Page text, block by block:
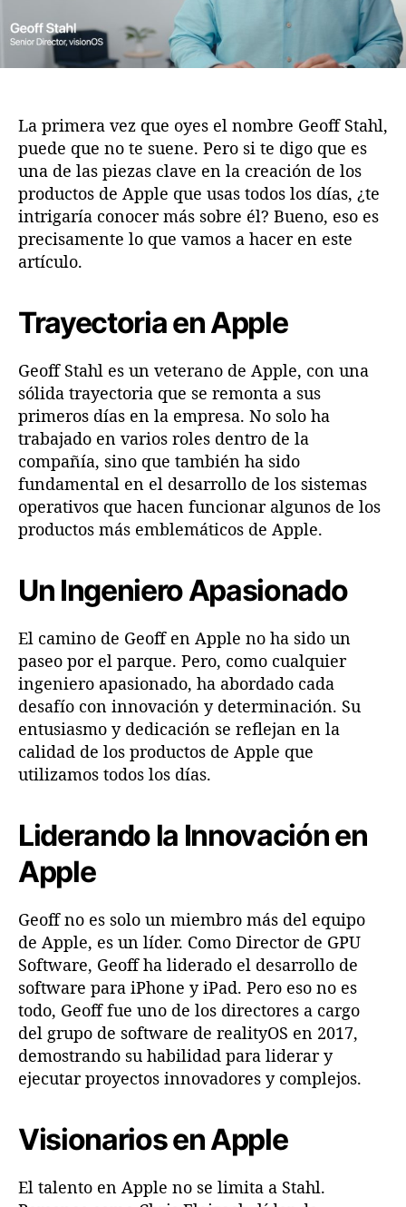
a
d
a
a
a
n
t
e
M
a
d
t
r
á
s
d
e
v
i
s
n
e
A
p
p
l
La primera vez que oyes el nombre Geoff Stahl,
puede que no te suene. Pero si te digo que es
una de las piezas clave en la creación de los
productos de Apple que usas todos los días, ¿te
intrigaría conocer más sobre él? Bueno, eso es
precisamente lo que vamos a hacer en este
artículo.
Trayectoria en Apple
Geoff Stahl es un veterano de Apple, con una
sólida trayectoria que se remonta a sus
primeros días en la empresa. No solo ha
trabajado en varios roles dentro de la
compañía, sino que también ha sido
fundamental en el desarrollo de los sistemas
operativos que hacen funcionar algunos de los
productos más emblemáticos de Apple​​.
Un Ingeniero Apasionado
El camino de Geoff en Apple no ha sido un
paseo por el parque. Pero, como cualquier
ingeniero apasionado, ha abordado cada
desafío con innovación y determinación. Su
entusiasmo y dedicación se reflejan en la
calidad de los productos de Apple que
utilizamos todos los días.
Liderando la Innovación en
Apple
Geoff no es solo un miembro más del equipo
de Apple, es un líder. Como Director de GPU
Software, Geoff ha liderado el desarrollo de
software para iPhone y iPad. Pero eso no es
todo, Geoff fue uno de los directores a cargo
del grupo de software de realityOS en 2017,
demostrando su habilidad para liderar y
ejecutar proyectos innovadores y complejos​.
Visionarios en Apple
El talento en Apple no se limita a Stahl.